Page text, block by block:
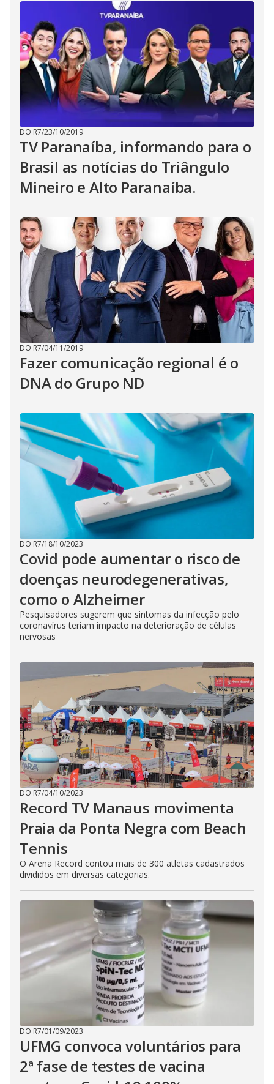
DO R7/23/10/2019
TV Paranaíba, informando para o
Brasil as notícias do Triângulo
Mineiro e Alto Paranaíba.
DO R7/04/11/2019
Fazer comunicação regional é o
DNA do Grupo ND
DO R7/18/10/2023
Covid pode aumentar o risco de
doenças neurodegenerativas,
como o Alzheimer
Pesquisadores sugerem que sintomas da infecção pelo
coronavírus teriam impacto na deterioração de células
nervosas
DO R7/04/10/2023
Record TV Manaus movimenta
Praia da Ponta Negra com Beach
Tennis
O Arena Record contou mais de 300 atletas cadastrados
divididos em diversas categorias.
DO R7/01/09/2023
UFMG convoca voluntários para
2ª fase de testes de vacina